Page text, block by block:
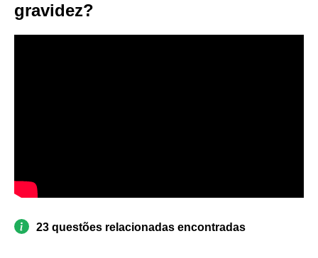
gravidez?
23 questões relacionadas encontradas